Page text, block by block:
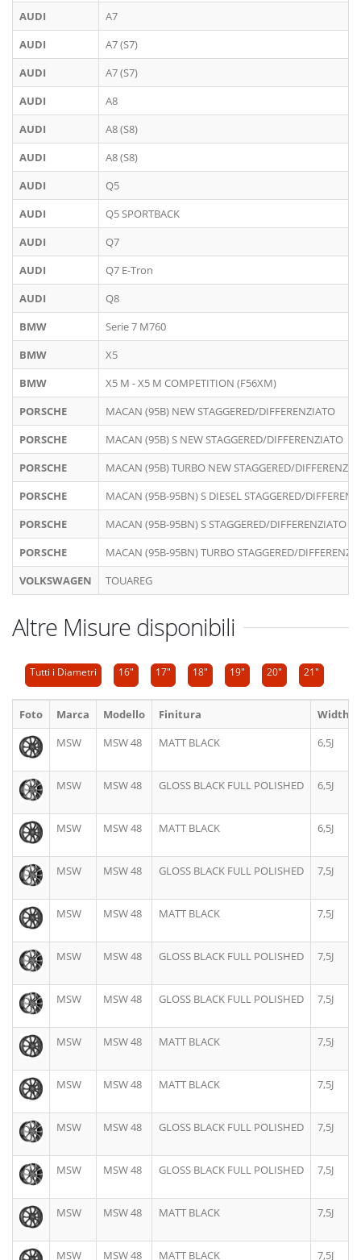
AUDI
A7
AUDI
A7 (S7)
AUDI
A7 (S7)
AUDI
A8
AUDI
A8 (S8)
AUDI
A8 (S8)
AUDI
Q5
AUDI
Q5 SPORTBACK
AUDI
Q7
AUDI
Q7 E-Tron
AUDI
Q8
BMW
Serie 7 M760
BMW
X5
BMW
X5 M - X5 M COMPETITION (F56XM)
PORSCHE
MACAN (95B) NEW STAGGERED/DIFFERENZIATO
PORSCHE
MACAN (95B) S NEW STAGGERED/DIFFERENZIATO
PORSCHE
MACAN (95B) TURBO NEW STAGGERED/
PORSCHE
MACAN (95B-95BN) S DIESEL STAGGERED/
PORSCHE
MACAN (95B-95BN) S STAGGERED/DIFFERENZIATO
PORSCHE
MACAN (95B-95BN) TURBO STAGGERED/
VOLKSWAGEN
TOUAREG
Altre Misure disponibili
Tutti i Diametri 16" 17" 18" 19" 20" 21"
Foto Marca Modello Finitura
Width
MSW
MSW 48 MATT BLACK 6,5J
MSW MSW 48 GLOSS BLACK FULL POLISHED 6,5J
MSW MSW 48 MATT BLACK 6,5J
MSW MSW 48 GLOSS BLACK FULL POLISHED 7,5J
MSW MSW 48 MATT BLACK 7,5J
MSW MSW 48 GLOSS BLACK FULL POLISHED 7,5J
MSW MSW 48 GLOSS BLACK FULL POLISHED 7,5J
MSW MSW 48 MATT BLACK 7,5J
MSW MSW 48 MATT BLACK 7,5J
MSW MSW 48 GLOSS BLACK FULL POLISHED 7,5J
MSW MSW 48 GLOSS BLACK FULL POLISHED 7,5J
MSW MSW 48 MATT BLACK 7,5J
MSW MSW 48 MATT BLACK 7,5J